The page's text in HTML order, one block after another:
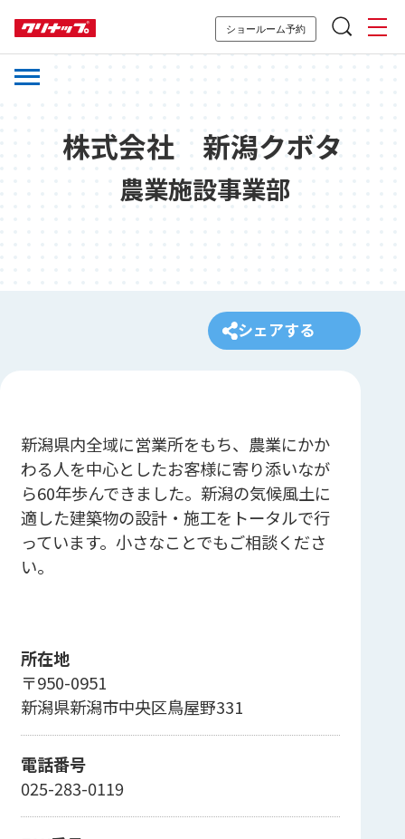
ショールーム予約
株式会社 新潟クボタ
農業施設事業部
シェアする
新潟県内全域に営業所をもち、農業にかか
わる人を中心としたお客様に寄り添いなが
ら60年歩んできました。新潟の気候風土に
適した建築物の設計・施工をトータルで行
っています。小さなことでもご相談くださ
い。
所在地
〒950-0951
新潟県新潟市中央区鳥屋野331
電話番号
025-283-0119